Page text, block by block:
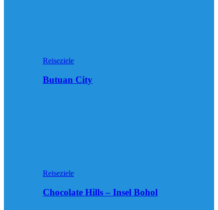
Reiseziele
Butuan City
Reiseziele
Chocolate Hills – Insel Bohol